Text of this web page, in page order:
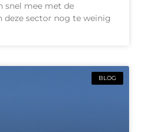
snel mee met de
deze sector nog te weinig
BLOG